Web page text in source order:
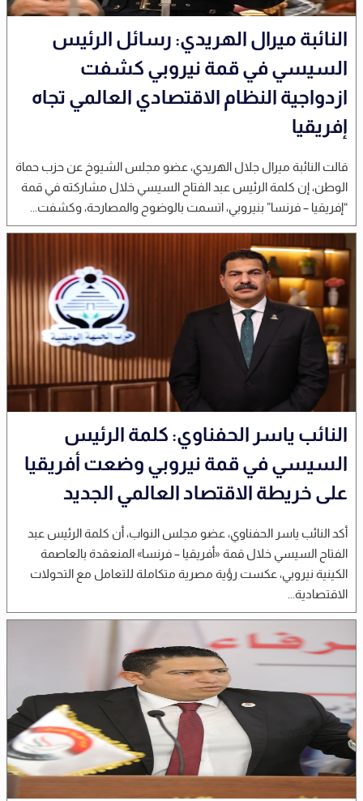
النائبة ميرال الهريدي: رسائل الرئيس
السيسي في قمة نيروبي كشفت
ازدواجية النظام الاقتصادي العالمي تجاه
إفريقيا
قالت النائبة ميرال جلال الهريدي، عضو مجلس الشيوخ عن حزب حماة
الوطن، إن كلمة الرئيس عبد الفتاح السيسي خلال مشاركته في قمة
“إفريقيا – فرنسا” بنيروبي، اتسمت بالوضوح والمصارحة، وكشفت...
النائب ياسر الحفناوي: كلمة الرئيس
السيسي في قمة نيروبي وضعت أفريقيا
على خريطة الاقتصاد العالمي الجديد
أكد النائب ياسر الحفناوي، عضو مجلس النواب، أن كلمة الرئيس عبد
الفتاح السيسي خلال قمة «أفريقيا – فرنسا» المنعقدة بالعاصمة
الكينية نيروبي، عكست رؤية مصرية متكاملة للتعامل مع التحولات
الاقتصادية...